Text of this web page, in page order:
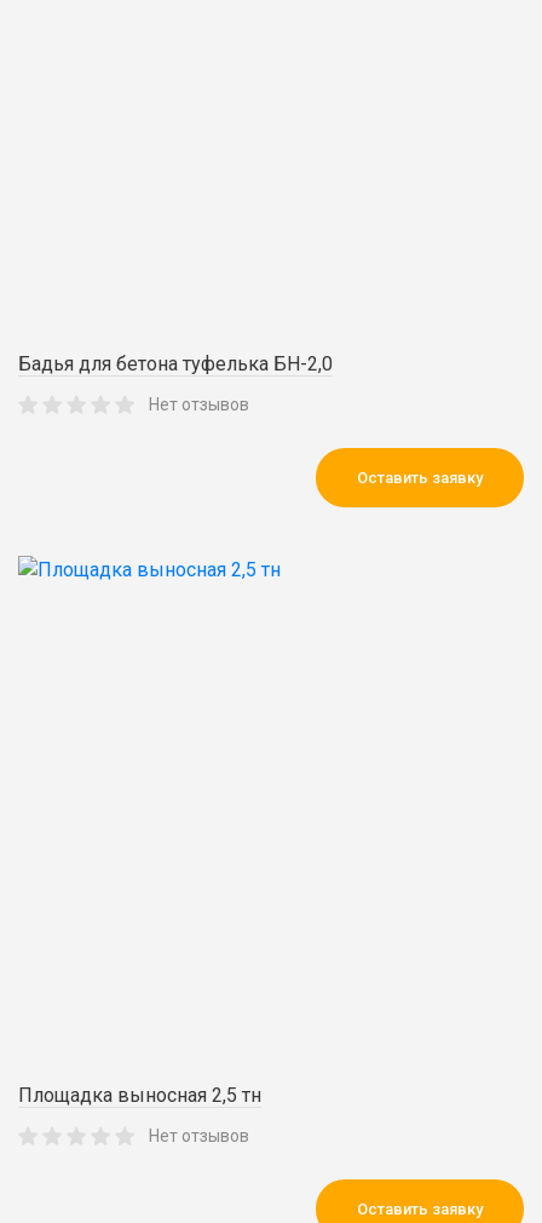
Бадья для бетона туфелька БН-2,0
Нет отзывов
Оставить заявку
Площадка выносная 2,5 тн
Нет отзывов
Оставить заявку